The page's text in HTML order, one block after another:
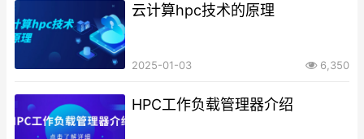
云计算hpc技术的原理
2025-01-03 6,350
HPC工作负载管理器介绍